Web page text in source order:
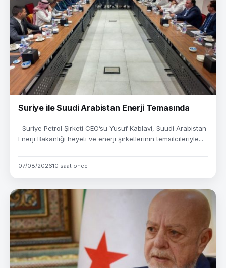
Suriye ile Suudi Arabistan Enerji Temasında
Suriye Petrol Şirketi CEO’su Yusuf Kablavi, Suudi Arabistan
Enerji Bakanlığı heyeti ve enerji şirketlerinin temsilcileriyle...
07/08/202610 saat önce